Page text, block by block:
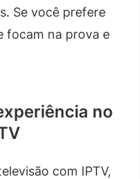
Se você prefere
focam na prova e
no
com IPTV,